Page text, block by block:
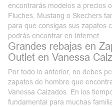
encontrarás modelos a precios
Fluches, Mustang o Skechers
para que consigas sus zapatos
podrás encontrar en Internet.
Grandes rebajas en
Outlet en Vanessa
Por todo lo anterior, no debes
zapatos de hombre que
Vanessa Calzados . En los
fundamental para muchas